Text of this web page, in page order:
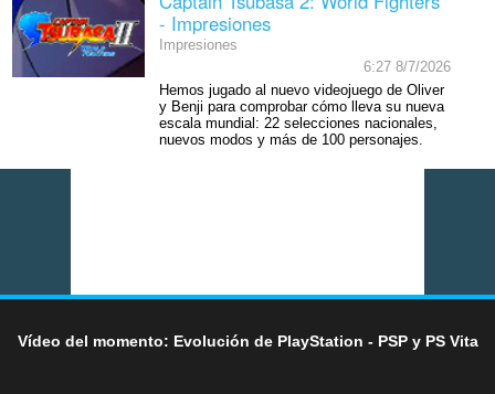
- Impresiones
Impresiones
6:27 8/7/2026
Hemos jugado al nuevo videojuego de Oliver
y Benji para comprobar cómo lleva su nueva
escala mundial: 22 selecciones nacionales,
nuevos modos y más de 100 personajes.
Vídeo del momento: Evolución de PlayStation - PSP y PS Vita